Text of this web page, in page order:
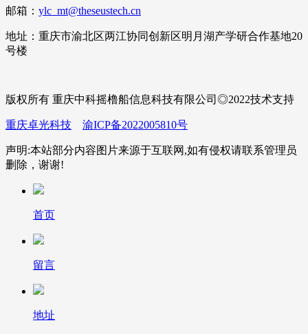
邮箱： ylc_mt@theseustech.cn
地址：重庆市渝北区两江协同创新区明月湖产学研合作基地20
号楼
版权所有 重庆中科摇橹船信息科技有限公司◎2022技术支持
重庆卓光科技 渝ICP备2022005810号
声明:本站部分内容图片来源于互联网,如有侵权请联系管理员
删除，谢谢!
首页
留言
地址